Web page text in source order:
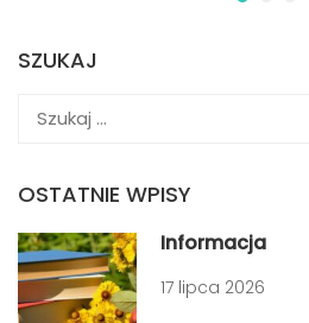
SZUKAJ
OSTATNIE WPISY
Informacja
17 lipca 2026